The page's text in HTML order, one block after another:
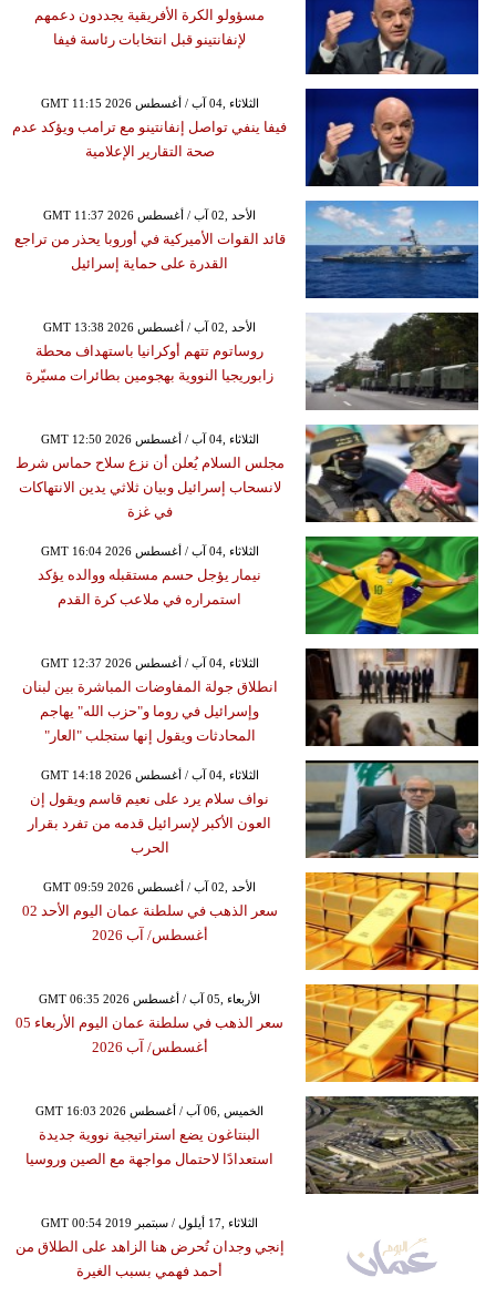
مسؤولو الكرة الأفريقية يجددون دعمهم
لإنفانتينو قبل انتخابات رئاسة فيفا
GMT 11:15 2026 الثلاثاء ,04 آب / أغسطس
فيفا ينفي تواصل إنفانتينو مع ترامب ويؤكد عدم
صحة التقارير الإعلامية
GMT 11:37 2026 الأحد ,02 آب / أغسطس
قائد القوات الأميركية في أوروبا يحذر من تراجع
القدرة على حماية إسرائيل
GMT 13:38 2026 الأحد ,02 آب / أغسطس
روساتوم تتهم أوكرانيا باستهداف محطة
زابوريجيا النووية بهجومين بطائرات مسيّرة
GMT 12:50 2026 الثلاثاء ,04 آب / أغسطس
مجلس السلام يُعلن أن نزع سلاح حماس شرط
لانسحاب إسرائيل وبيان ثلاثي يدين الانتهاكات
في غزة
GMT 16:04 2026 الثلاثاء ,04 آب / أغسطس
نيمار يؤجل حسم مستقبله ووالده يؤكد
استمراره في ملاعب كرة القدم
GMT 12:37 2026 الثلاثاء ,04 آب / أغسطس
انطلاق جولة المفاوضات المباشرة بين لبنان
وإسرائيل في روما و"حزب الله" يهاجم
المحادثات ويقول إنها ستجلب "العار"
GMT 14:18 2026 الثلاثاء ,04 آب / أغسطس
نواف سلام يرد على نعيم قاسم ويقول إن
العون الأكبر لإسرائيل قدمه من تفرد بقرار
الحرب
GMT 09:59 2026 الأحد ,02 آب / أغسطس
سعر الذهب في سلطنة عمان اليوم الأحد 02
أغسطس/ آب 2026
GMT 06:35 2026 الأربعاء ,05 آب / أغسطس
سعر الذهب في سلطنة عمان اليوم الأربعاء 05
أغسطس/ آب 2026
GMT 16:03 2026 الخميس ,06 آب / أغسطس
البنتاغون يضع استراتيجية نووية جديدة
استعدادًا لاحتمال مواجهة مع الصين وروسيا
GMT 00:54 2019 الثلاثاء ,17 أيلول / سبتمبر
إنجي وجدان تُحرض هنا الزاهد على الطلاق من
أحمد فهمي بسبب الغيرة